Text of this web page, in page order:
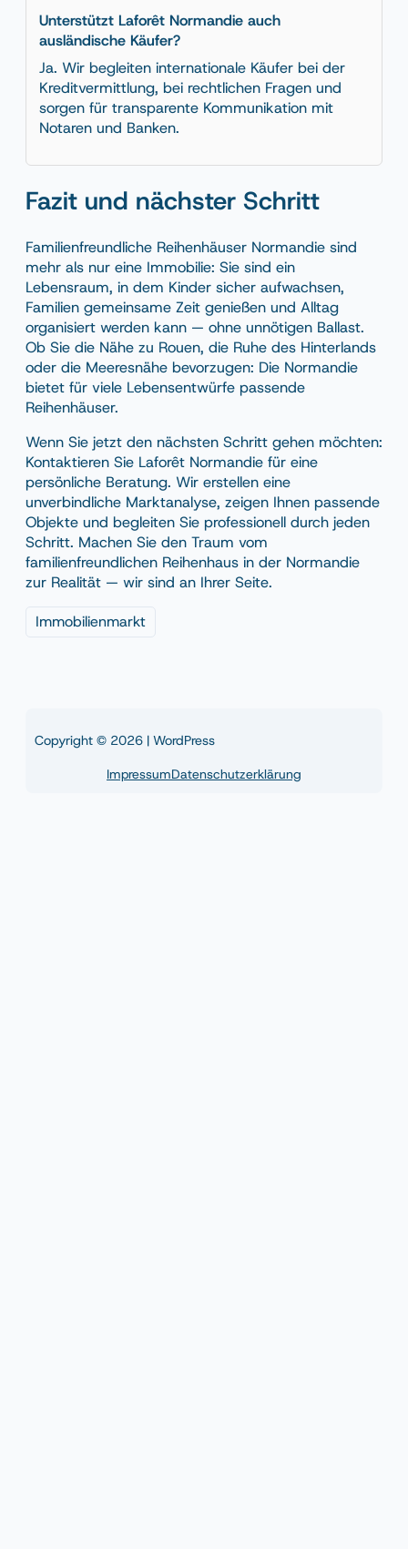
Unterstützt Laforêt Normandie auch
ausländische Käufer?
Ja. Wir begleiten internationale Käufer bei der
Kreditvermittlung, bei rechtlichen Fragen und
sorgen für transparente Kommunikation mit
Notaren und Banken.
Fazit und nächster Schritt
Familienfreundliche Reihenhäuser Normandie sind
mehr als nur eine Immobilie: Sie sind ein
Lebensraum, in dem Kinder sicher aufwachsen,
Familien gemeinsame Zeit genießen und Alltag
organisiert werden kann — ohne unnötigen Ballast.
Ob Sie die Nähe zu Rouen, die Ruhe des Hinterlands
oder die Meeresnähe bevorzugen: Die Normandie
bietet für viele Lebensentwürfe passende
Reihenhäuser.
Wenn Sie jetzt den nächsten Schritt gehen möchten:
Kontaktieren Sie Laforêt Normandie für eine
persönliche Beratung. Wir erstellen eine
unverbindliche Marktanalyse, zeigen Ihnen passende
Objekte und begleiten Sie professionell durch jeden
Schritt. Machen Sie den Traum vom
familienfreundlichen Reihenhaus in der Normandie
zur Realität — wir sind an Ihrer Seite.
Immobilienmarkt
Copyright © 2026 | WordPress
ImpressumDatenschutzerklärung